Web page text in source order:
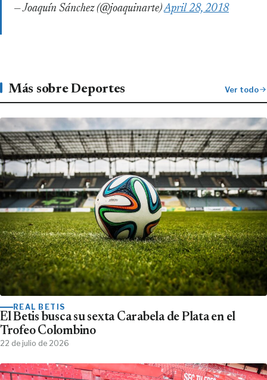
— Joaquín Sánchez (@joaquinarte)April 28, 2018
Más sobre Deportes Ver todo
REAL BETIS
El Betis busca su sexta Carabela de Plata en el
Trofeo Colombino
22 de julio de 2026